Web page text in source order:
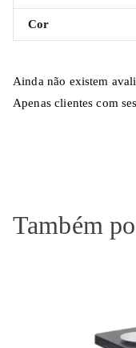
Cor
Ainda não existem
Apenas clientes com
Também